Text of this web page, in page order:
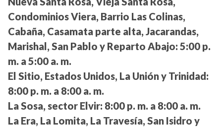
Condominios Viera, Barrio Las Colinas,
Cabaña, Casamata parte alta, Jacarandas,
Marishal, San Pablo y Reparto Abajo: 5:00 p.
m. a 5:00 a. m.
El Sitio, Estados Unidos, La Unión y Trinidad:
8:00 p. m. a 8:00 a. m.
La Sosa, sector Elvir: 8:00 p. m. a 8:00 a. m.
La Era, La Lomita, La Travesía, San Isidro y